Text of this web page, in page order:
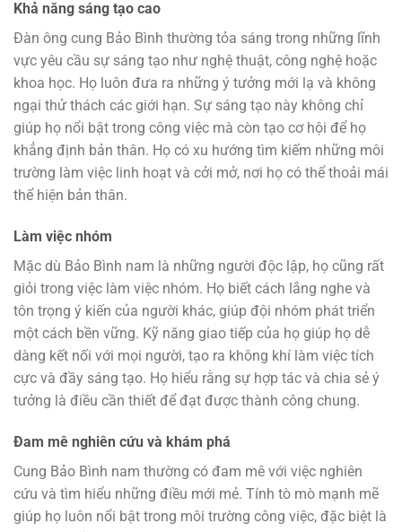
Khả năng sáng tạo cao
Đàn ông cung Bảo Bình thường tỏa sáng trong những lĩnh
vực yêu cầu sự sáng tạo như nghệ thuật, công nghệ hoặc
khoa học. Họ luôn đưa ra những ý tưởng mới lạ và không
ngại thử thách các giới hạn. Sự sáng tạo này không chỉ
giúp họ nổi bật trong công việc mà còn tạo cơ hội để họ
khẳng định bản thân. Họ có xu hướng tìm kiếm những môi
trường làm việc linh hoạt và cởi mở, nơi họ có thể thoải mái
thể hiện bản thân.
Làm việc nhóm
Mặc dù Bảo Bình nam là những người độc lập, họ cũng rất
giỏi trong việc làm việc nhóm. Họ biết cách lắng nghe và
tôn trọng ý kiến của người khác, giúp đội nhóm phát triển
một cách bền vững. Kỹ năng giao tiếp của họ giúp họ dễ
dàng kết nối với mọi người, tạo ra không khí làm việc tích
cực và đầy sáng tạo. Họ hiểu rằng sự hợp tác và chia sẻ ý
tưởng là điều cần thiết để đạt được thành công chung.
Đam mê nghiên cứu và khám phá
Cung Bảo Bình nam thường có đam mê với việc nghiên
cứu và tìm hiểu những điều mới mẻ. Tính tò mò mạnh mẽ
giúp họ luôn nổi bật trong môi trường công việc, đặc biệt là